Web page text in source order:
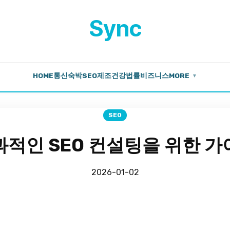
Sync
HOME통신 숙박SEO제조건강법률비즈니스MORE ▼
SEO
적인 SEO 컨설팅을 위한 가
2026-01-02